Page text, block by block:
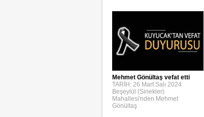
Mehmet Gönültaş vefat etti
TARİH: 26 Mart Salı 2024
Beşeylül (Sinekler)
Mahallesi'nden Mehmet
Gönültaş